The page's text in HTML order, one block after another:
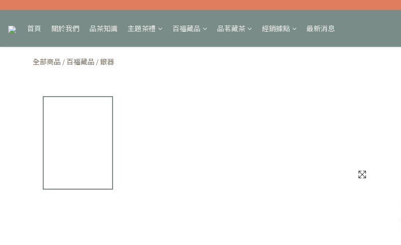
首頁 關於我們 品茶知識 主題茶禮 百福藏品 品茗藏茶 經銷據點 最新消息
全部商品 / 百福藏品 /銀器